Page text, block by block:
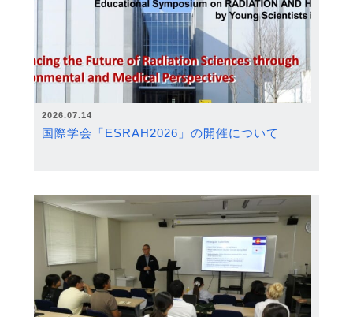
2026.07.14
国際学会「ESRAH2026」の開催について